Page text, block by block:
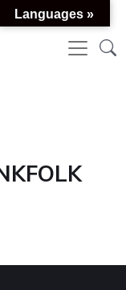
Languages »